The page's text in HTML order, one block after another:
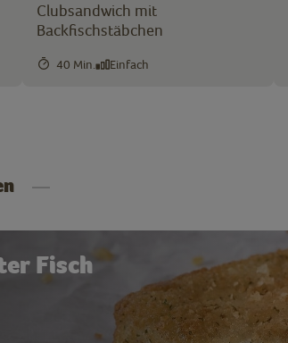
Clubsandwich mit
Backfischstäbchen
40 Min. Einfach
Fisch